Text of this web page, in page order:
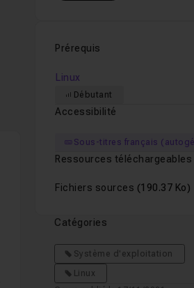
Prérequis
Linux
Débutant
Accessibilité
Sous-titres français
Ressources téléchargeables
Fichiers sources (190.37 Ko)
Catégories
Système d'exploitation
Linux